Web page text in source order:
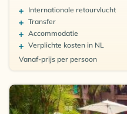
Internationale retourvlucht
Transfer
Accommodatie
Verplichte kosten in NL
Vanaf-prijs per persoon